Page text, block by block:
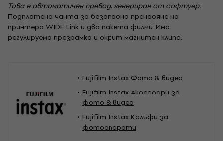
Това е автоматичен превод, генериран от софтуер:
Подплатена чанта за безопасно пренасяне на
принтера WIDE Link и два пакета филми. Има
регулируема презрамка и скрит магнитен клипс.
Fujifilm Instax Фото & видео
Fujifilm Instax Аксесоари за
фото & видео
Fujifilm Instax Kалъфи за
фотоапарати